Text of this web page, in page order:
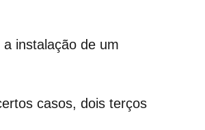
instalação de um
casos, dois terços